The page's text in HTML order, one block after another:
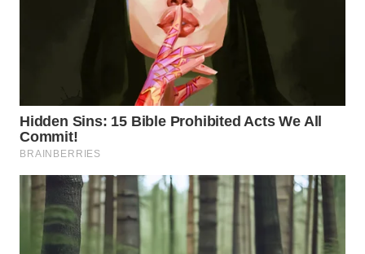
KONSUMEN
LISTRIK
MASYARAKAT
KELISTRIKAN